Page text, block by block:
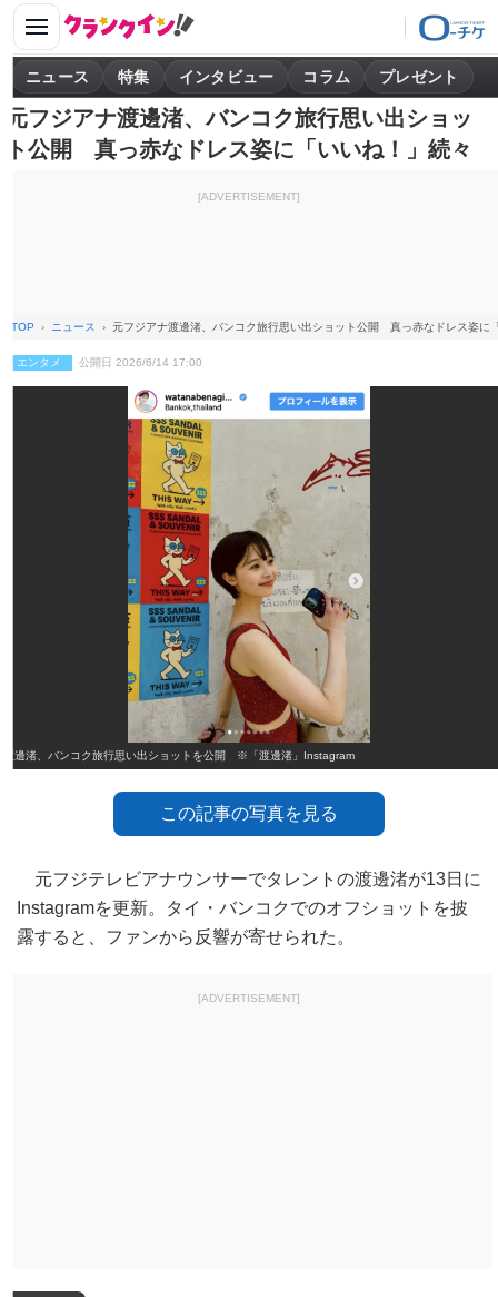
ニュース 特集 インタビュー コラム プレゼント
元フジアナ渡邊渚、バンコク旅行思い出ショッ
ト公開 真っ赤なドレス姿に「いいね！」続々
[ADVERTISEMENT]
TOP ニュース 元フジアナ渡邊渚、バンコク旅行思い出ショット公開 真っ赤なドレス姿に
エンタメ 公開日 2026/6/14 17:00
渡邊渚、バンコク旅行思い出ショットを公開 ※「渡邊渚」Instagram
この記事の写真を見る
元フジテレビアナウンサーでタレントの渡邊渚が13日に
Instagramを更新。タイ・バンコクでのオフショットを披
露すると、ファンから反響が寄せられた。
[ADVERTISEMENT]